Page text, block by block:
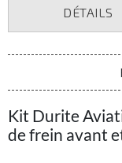
DÉTAILS
Kit Durite
de frein avant